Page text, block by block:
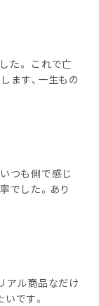
た。 これで亡
ます、一生もの
つも側で感じ
でした。あり
アル商品なだけ
です。